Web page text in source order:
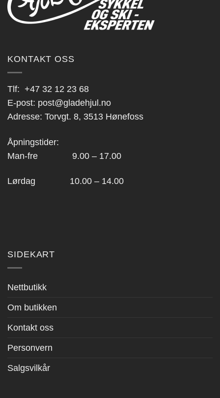
KONTAKT OSS
Tlf: +47 32 12 23 68
E-post: post@gladehjul.no
Adresse: Torvgt. 8, 3513 Hønefoss
Åpningstider:
Man-fre 9.00 – 17.00
Lørdag 10.00 – 14.00
SIDEKART
Nettbutikk
Om butikken
Kontakt oss
Personvern
Salgsvilkår